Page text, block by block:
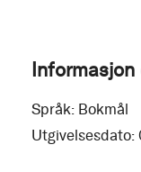
Språk: Bokmål
Utgivelsesdato: